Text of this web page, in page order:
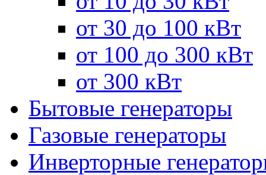
от 30 до 100 кВт
от 100 до 300 кВт
от 300 кВт
Бытовые генераторы
Газовые генераторы
Инверторные